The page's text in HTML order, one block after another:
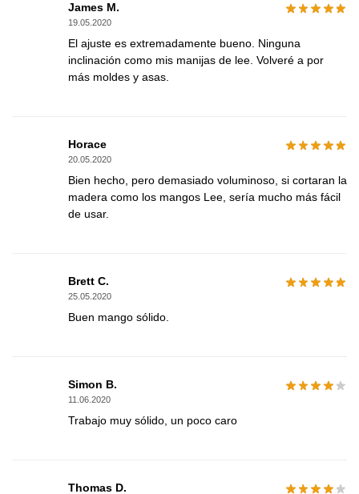
James M.
19.05.2020
El ajuste es extremadamente bueno. Ninguna
inclinación como mis manijas de lee. Volveré a por
más moldes y asas.
Horace
20.05.2020
Bien hecho, pero demasiado voluminoso, si cortaran la
madera como los mangos Lee, sería mucho más fácil
de usar.
Brett C.
25.05.2020
Buen mango sólido.
Simon B.
11.06.2020
Trabajo muy sólido, un poco caro
Thomas D.